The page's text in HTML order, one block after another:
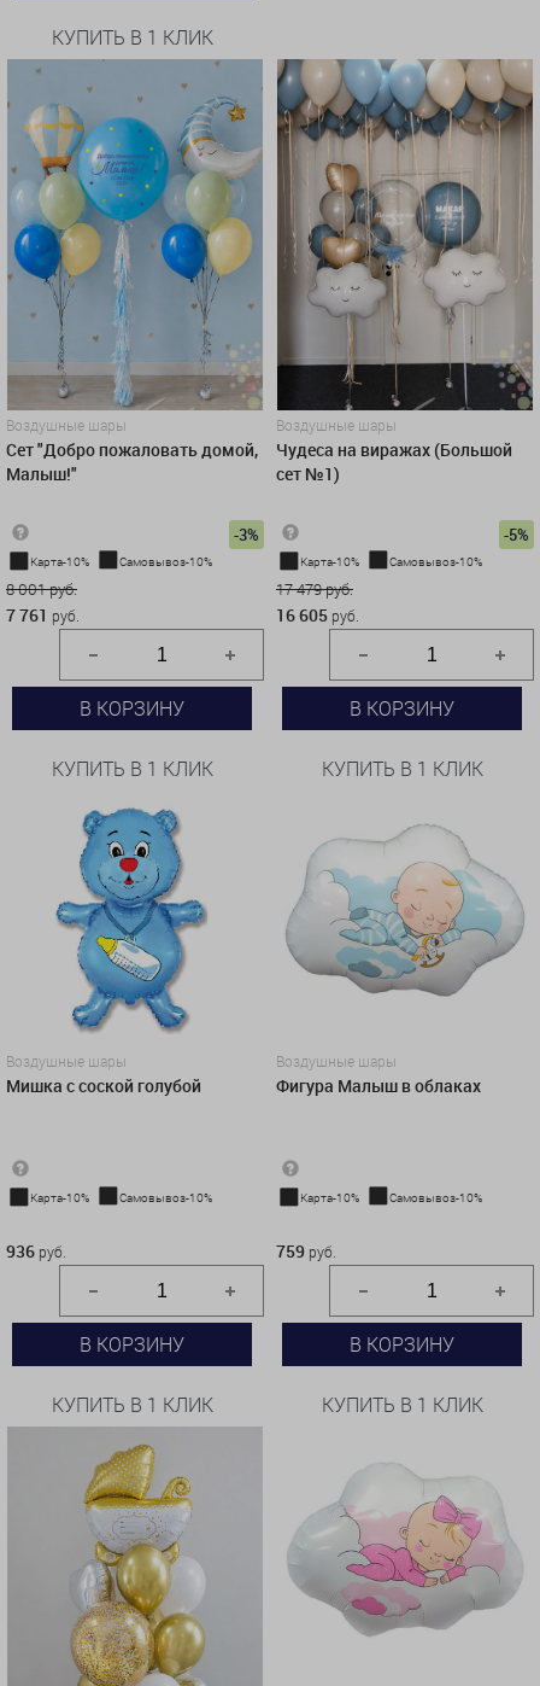
КУПИТЬ В 1 КЛИК
Воздушные шары
Сет "Добро пожаловать домой,
Малыш!"
-3%
Карта-10% Самовывоз-10%
8 001 руб.
7 761 руб.
В КОРЗИНУ
КУПИТЬ В 1 КЛИК
Воздушные шары
Чудеса на виражах (Большой
сет №1)
-5%
Карта-10% Самовывоз-10%
17 479 руб.
16 605 руб.
В КОРЗИНУ
КУПИТЬ В 1 КЛИК
Воздушные шары
Мишка с соской голубой
Карта-10% Самовывоз-10%
936 руб.
В КОРЗИНУ
КУПИТЬ В 1 КЛИК
Воздушные шары
Фигура Малыш в облаках
Карта-10% Самовывоз-10%
759 руб.
В КОРЗИНУ
КУПИТЬ В 1 КЛИК